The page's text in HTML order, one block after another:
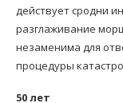
действует сродни
разглаживание
незаменима для
процедуры
50 лет